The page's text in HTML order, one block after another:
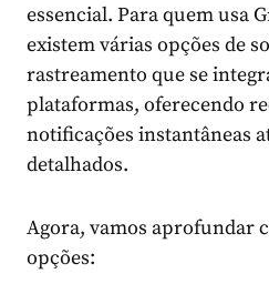
essencial. Para quem usa
existem várias opções de
rastreamento que se
plataformas, oferecendo
notificações instantâneas
detalhados.
Agora, vamos aprofundar
opções: